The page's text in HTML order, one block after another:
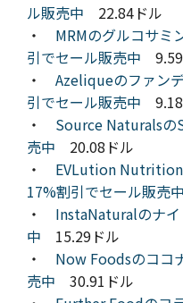
ル販売中 22.84ドル
・ MRMのグルコサミ
引でセール販売中
・ Azeliqueのファン
引でセール販売中
・ Source Naturalsの
売中 20.08ドル
・ EVLution Nutrition
17%割引でセール販売中
・ InstaNaturalのナ
中 15.29ドル
・ Now Foodsのココ
売中 30.91ドル